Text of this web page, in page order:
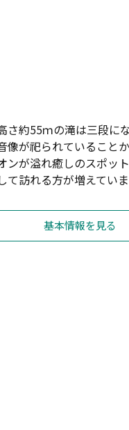
さ約55ｍの滝は三段に
像が祀られていること
ンが溢れ癒しのスポッ
て訪れる方が増えていま
基本情報を見る